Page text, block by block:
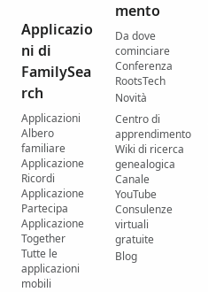
Applicazio
ni di
FamilySea
rch
Applicazioni
Albero
familiare
Applicazione
Ricordi
Applicazione
Partecipa
Applicazione
Together
Tutte le
applicazioni
mobili
mento
Da dove
cominciare
Conferenza
RootsTech
Novità
Centro di
apprendimento
Wiki di ricerca
genealogica
Canale
YouTube
Consulenze
virtuali
gratuite
Blog